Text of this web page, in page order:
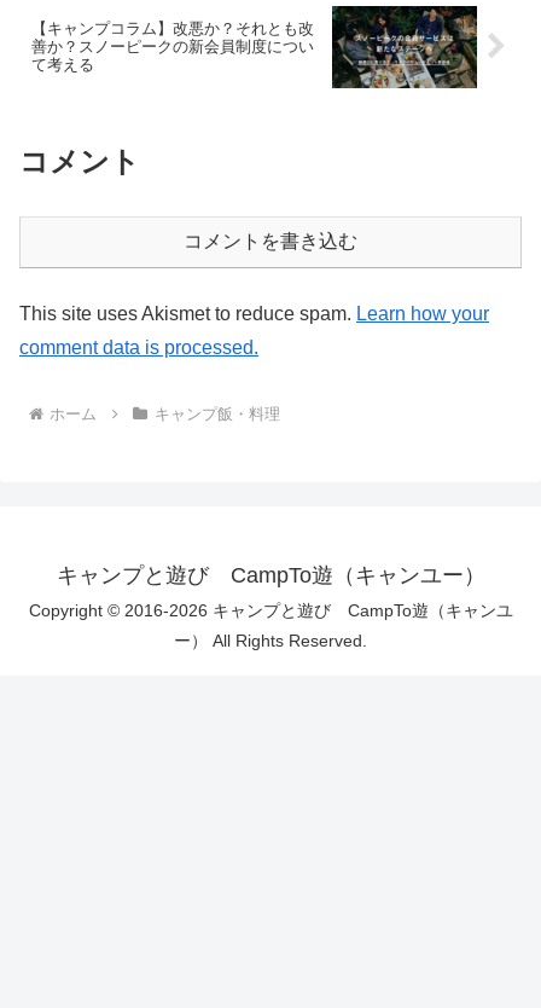
【キャンプコラム】改悪か？それとも改
善か？スノーピークの新会員制度につい
て考える
コメント
コメントを書き込む
This site uses Akismet to reduce spam. Learn how your
comment data is processed.
ホーム キャンプ飯・料理
キャンプと遊び CampTo遊（キャンユー）
Copyright © 2016-2026 キャンプと遊び CampTo遊（キャンユ
ー） All Rights Reserved.